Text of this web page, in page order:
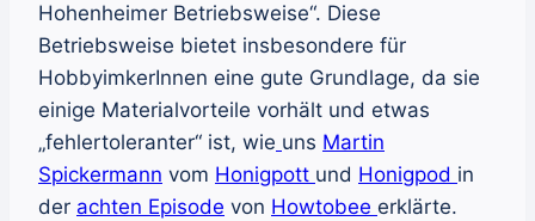
Hohenheimer Betriebsweise“. Diese
Betriebsweise bietet insbesondere für
HobbyimkerInnen eine gute Grundlage, da sie
einige Materialvorteile vorhält und etwas
„fehlertoleranter“ ist, wie uns Martin
Spickermann vom Honigpott und Honigpod in
der achten Episode von Howtobee erklärte.